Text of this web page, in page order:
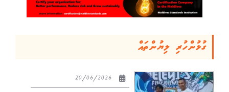
ގުޅުންހުރި ލިޔުންތައް